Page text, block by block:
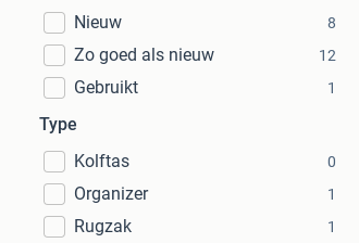
Nieuw
8
Zo goed als nieuw 12
Gebruikt 1
Type
Kolftas
0
Organizer 1
Rugzak 1